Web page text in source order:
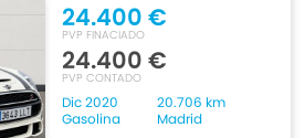
24.400 €
PVP FINACIADO
24.400 €
PVP CONTADO
Dic 2020
20.706 km
Gasolina
Madrid